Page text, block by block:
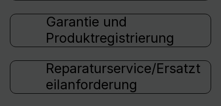
Garantie und
Produktregistrierung
Reparaturservice/Ersatzt
eilanforderung